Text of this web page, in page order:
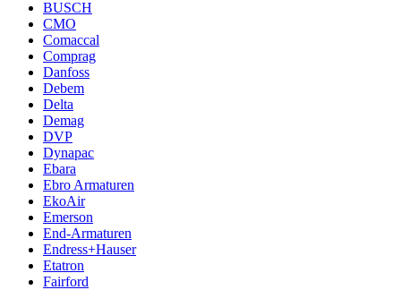
BUSCH
CMO
Comaccal
Comprag
Danfoss
Debem
Delta
Demag
DVP
Dynapac
Ebara
Ebro Armaturen
EkoAir
Emerson
End-Armaturen
Endress+Hauser
Etatron
Fairford